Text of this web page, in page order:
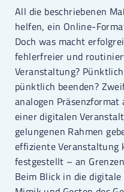
All die beschriebenen
helfen, ein Online-
Doch was macht
fehlerfreier und
Veranstaltung?
pünktlich beenden?
analogen
einer digitalen
gelungenen Rahmen
effiziente Veranstaltung
festgestellt – an
Beim Blick in die digitale